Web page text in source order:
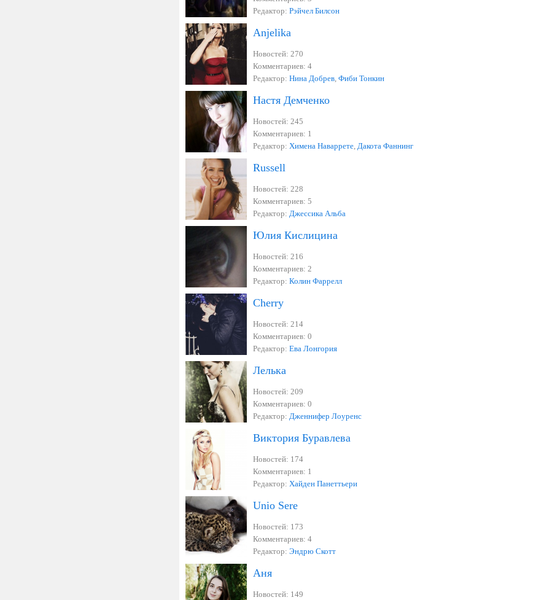
Редактор: Рэйчел Билсон
Anjelika
Новостей: 270
Комментариев: 4
Редактор: Нина Добрев, Фиби Тонкин
Настя Демченко
Новостей: 245
Комментариев: 1
Редактор: Химена Наваррете, Дакота Фаннинг
Russell
Новостей: 228
Комментариев: 5
Редактор: Джессика Альба
Юлия Кислицина
Новостей: 216
Комментариев: 2
Редактор: Колин Фаррелл
Сherry
Новостей: 214
Комментариев: 0
Редактор: Ева Лонгория
Лелька
Новостей: 209
Комментариев: 0
Редактор: Дженнифер Лоуренс
Виктория Буравлева
Новостей: 174
Комментариев: 1
Редактор: Хайден Панеттьери
Unio Sere
Новостей: 173
Комментариев: 4
Редактор: Эндрю Скотт
Аня
Новостей: 149